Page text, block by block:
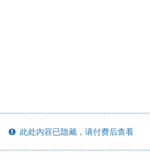
此处内容已隐藏，请付费后查看